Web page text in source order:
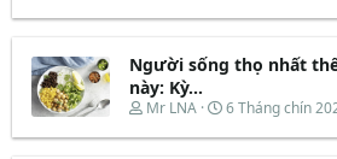
r
a
d
s
a
à
b
t
ầ
Người sống thọ nhất
này: Kỳ...
T
r
Mr LNA
N
à
6 Tháng chín